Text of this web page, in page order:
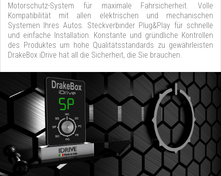
Motorschutz-System für maximale Fahrsicherheit. Volle
Kompatibilität mit allen elektrischen und mechanischen
Systemen Ihres Autos. Steckverbinder Plug&Play für schnelle
und einfache Installation. Konstante und gründliche Kontrollen
des Produktes um hohe Qualitätsstandards zu gewährleisten
DrakeBox iDrive hat all die Sicherheit, die Sie brauchen.